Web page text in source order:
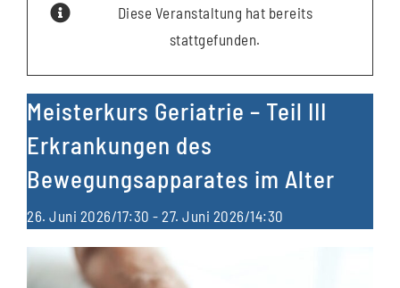
Diese Veranstaltung hat bereits
stattgefunden.
Meisterkurs Geriatrie – Teil III
Erkrankungen des
Bewegungsapparates im Alter
26. Juni 2026/17:30 - 27. Juni 2026/14:30